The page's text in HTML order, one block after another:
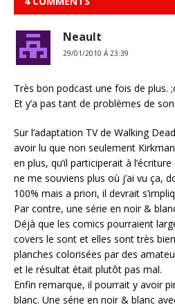
Neault
29/01/2010 Á 23:39
Très bon podcast une fois de plus.
Et y’a pas tant de problèmes de
Sur l’adaptation TV de Walking
avoir lu que non seulement
en plus, qu’il participerait à
ne me souviens plus où j’ai vu ça,
100% mais a priori, il devrait
Par contre, une série en noir &
Déjà que les comics pourraient
covers le sont et elles sont très
planches colorisées par des
et le résultat était plutôt pas mal.
Enfin remarque, il pourrait y avoir
blanc. Une série en noir & blanc